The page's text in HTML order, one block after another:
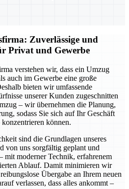
Zuverlässige und
Privat und Gewerbe
verstehen wir, dass ein Umzug
auch im Gewerbe eine große
bieten wir umfassende
unserer Kunden zugeschnitten
– wir übernehmen die Planung,
sodass Sie sich auf Ihr Geschäft
können.
sind die Grundlagen unseres
von uns sorgfältig geplant und
mit moderner Technik, erfahrenem
Ablauf. Damit minimieren wir
Übergabe an Ihrem neuen
verlassen, dass alles ankommt –